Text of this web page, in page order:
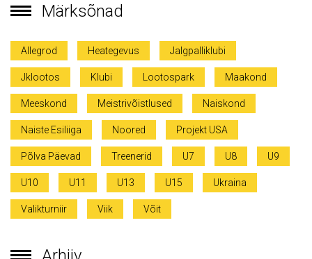
Märksõnad
Allegrod Heategevus Jalgpalliklubi
Jklootos Klubi Lootospark Maakond
Meeskond Meistrivõistlused Naiskond
Naiste Esiliiga Noored Projekt USA
Põlva Päevad Treenerid U7 U8 U9
U10 U11 U13 U15 Ukraina
Valikturniir Viik Võit